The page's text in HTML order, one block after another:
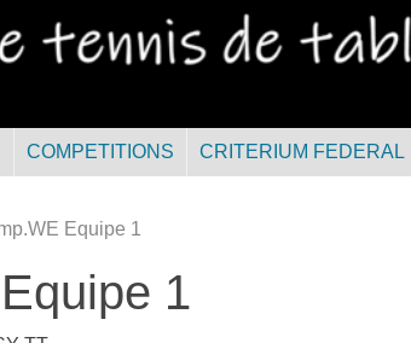
COMPETITIONS CRITERIUM FEDERAL
Equipe 1
1